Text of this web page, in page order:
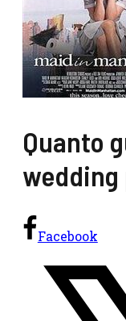
Quanto
wedding
Facebook